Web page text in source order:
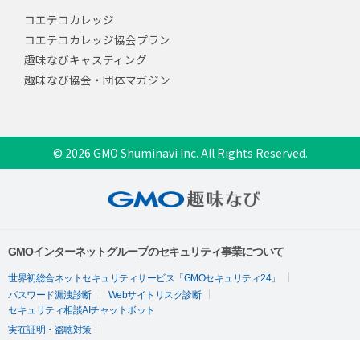
コエテコカレッジ
コエテコカレッジ協会プラン
趣味なびキャスティング
趣味なび協会・団体マガジン
© 2026 GMO Shuminavi Inc. All Rights Reserved.